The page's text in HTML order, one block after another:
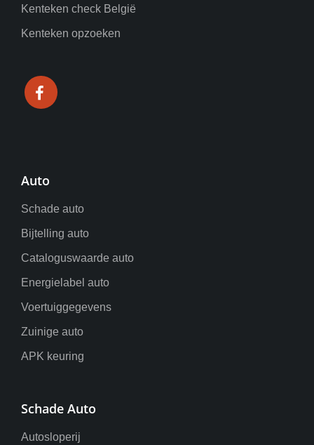
Kenteken check België
Kenteken opzoeken
Auto
Schade auto
Bijtelling auto
Cataloguswaarde auto
Energielabel auto
Voertuiggegevens
Zuinige auto
APK keuring
Schade Auto
Autosloperij